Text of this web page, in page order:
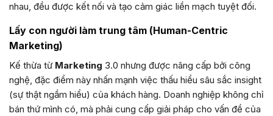
nhau, đều được kết nối và tạo cảm giác liền mạch tuyệt đối.
Lấy con người làm trung tâm (Human-Centric
Marketing)
Kế thừa từ Marketing 3.0 nhưng được nâng cấp bởi công
nghệ, đặc điểm này nhấn mạnh việc thấu hiểu sâu sắc insight
(sự thật ngầm hiểu) của khách hàng. Doanh nghiệp không chỉ
bán thứ mình có, mà phải cung cấp giải pháp cho vấn đề của